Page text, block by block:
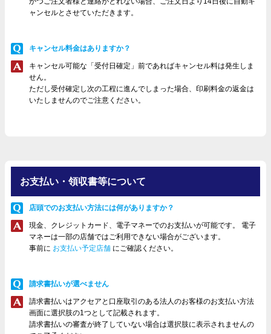
ャンセルとさせていただきます。
キャンセル料金はありますか？
キャンセル可能な「受付日確定」前であればキャンセル料は発生しま
せん。
ただし受付確定し次の工程に進んでしまった場合、印刷料金の返金は
いたしませんのでご注意ください。
お支払い・領収書等について
店頭でのお支払い方法には何がありますか？
現金、クレジットカード、電子マネーでのお支払いが可能です。 電子
マネーは一部の店舗ではご利用できない場合がございます。
事前に お支払い予定店舗 にご確認ください。
請求書払いが選べません
請求書払いはアクセアと口座取引のある法人のお客様のお支払い方法
画面に選択肢の1つとして記載されます。
請求書払いの審査が終了していない場合は選択肢に表示されませんの